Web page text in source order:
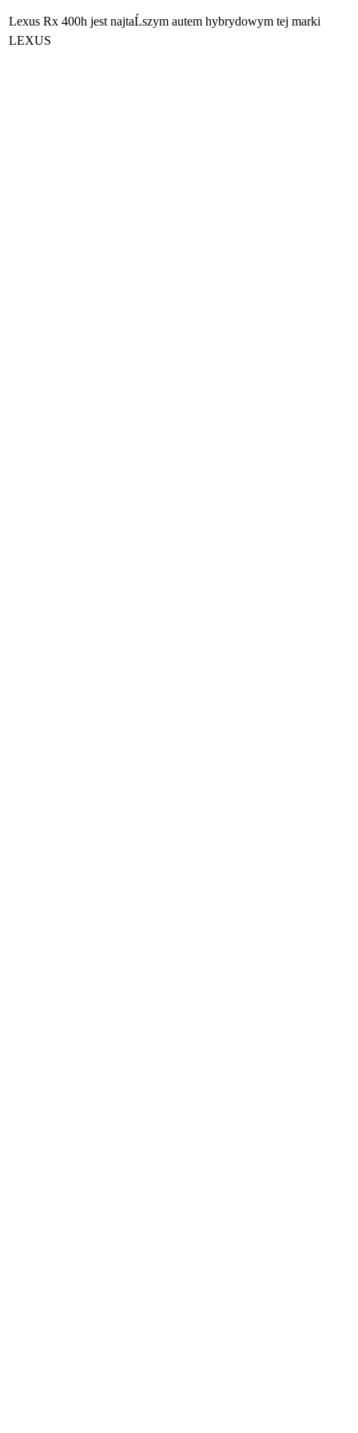
Lexus Rx 400h jest najtaĹszym autem hybrydowym tej marki
LEXUS